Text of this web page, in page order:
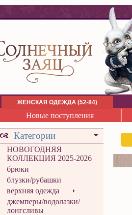
ЖЕНСКАЯ ОДЕЖДА (52-84)
Новые поступления
Категории
НОВОГОДНЯЯ
КОЛЛЕКЦИЯ 2025-2026
брюки
блузки/рубашки
верхняя одежда
джемперы/водолазки/
лонгсливы